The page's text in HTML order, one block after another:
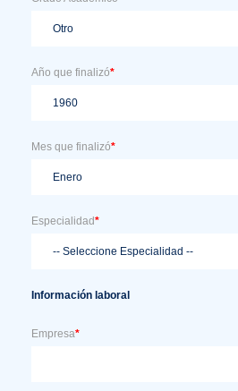
Año que finalizó*
Mes que finalizó*
Especialidad*
Información laboral
Empresa*